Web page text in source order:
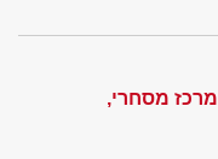
5, מרכז מסחרי,